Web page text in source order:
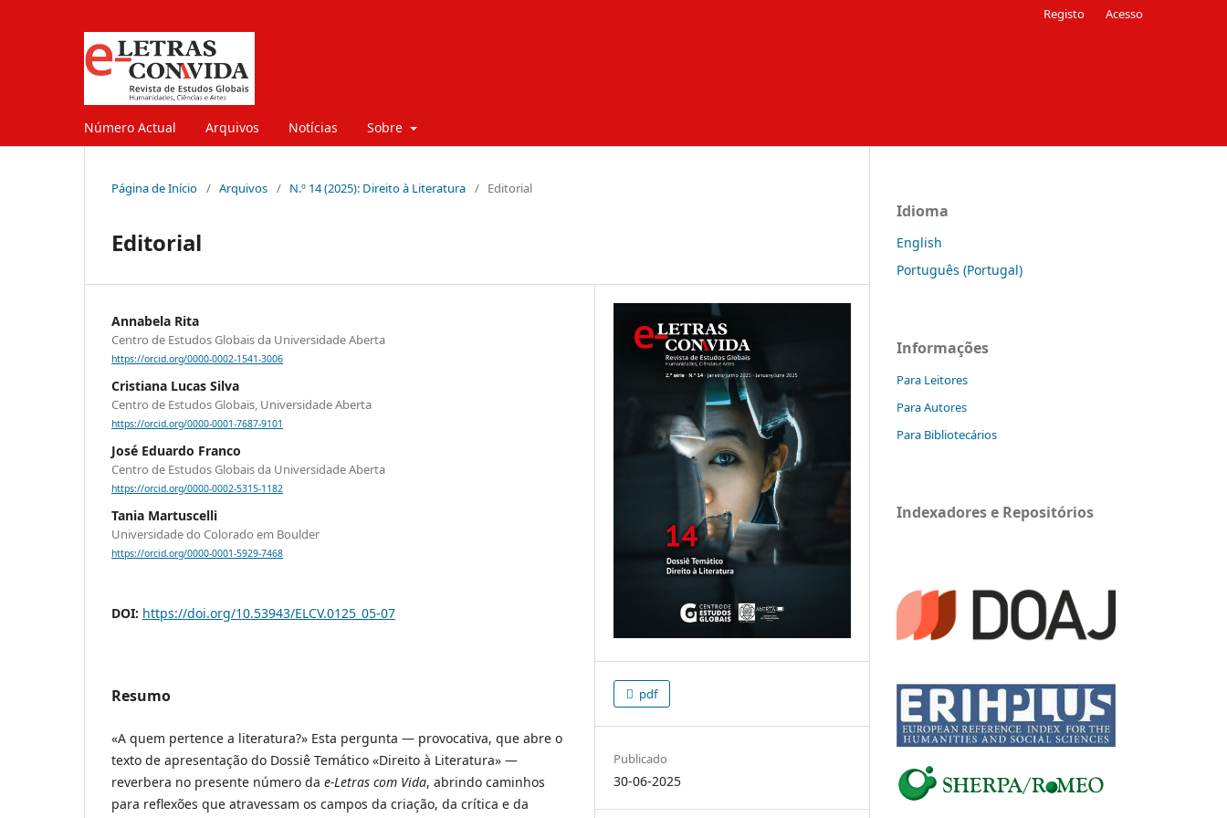
Número Actual Arquivos Notícias Sobre
Registo Acesso
Página de Início / Arquivos / N.º 14 (2025): Direito à Literatura / Editorial
Editorial
Annabela Rita
Centro de Estudos Globais da Universidade Aberta
https://orcid.org/0000-0002-1541-3006
Cristiana Lucas Silva
Centro de Estudos Globais, Universidade Aberta
https://orcid.org/0000-0001-7687-9101
José Eduardo Franco
Centro de Estudos Globais da Universidade Aberta
https://orcid.org/0000-0002-5315-1182
Tania Martuscelli
Universidade do Colorado em Boulder
https://orcid.org/0000-0001-5929-7468
DOI: https://doi.org/10.53943/ELCV.0125_05-07
Resumo
«A quem pertence a literatura?» Esta pergunta — provocativa, que abre o
texto de apresentação do Dossiê Temático «Direito à Literatura» —
reverbera no presente número da e-Letras com Vida, abrindo caminhos
para reflexões que atravessam os campos da criação, da crítica e da
pdf
Publicado
30-06-2025
Idioma
English
Português (Portugal)
Informações
Para Leitores
Para Autores
Para Bibliotecários
Indexadores e Repositórios